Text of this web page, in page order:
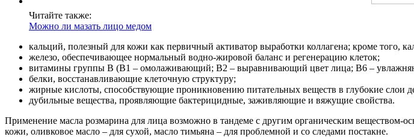
Читайте также:
Можно ли мазать лицо медом
кальций, полезный для кожи как первичный активатор выработки коллагена; кроме того,
железо, обеспечивающее нормальный водно-жировой баланс и регенерацию клеток;
витамины группы В (В1 – омолаживающий; В2 – выравнивающий цвет лица; В6 –
белки, восстанавливающие клеточную структуру;
жирные кислоты, способствующие проникновению питательных веществ в глубокие слои
дубильные вещества, проявляющие бактерицидные, заживляющие и вяжущие свойства.
Применение масла розмарина для лица возможно в тандеме с другим органическим веществом-
кожи, оливковое масло – для сухой, масло тимьяна – для проблемной и со следами постакне.